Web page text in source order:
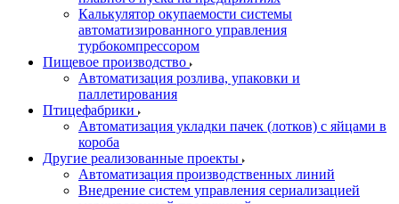
Калькулятор окупаемости системы
автоматизированного управления
турбокомпрессором
Пищевое производство
Автоматизация розлива, упаковки и
паллетирования
Птицефабрики
Автоматизация укладки пачек (лотков) с яйцами в
короба
Другие реализованные проекты
Автоматизация производственных линий
Внедрение систем управления сериализацией